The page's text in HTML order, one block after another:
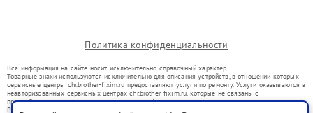
Политика конфиденциальности
Вся информация на сайте носит исключительно справочный характер.
Товарные знаки используются исключительно для описания устройств, в отношении которых
сервисные центры chr.brother-fixim.ru предоставляют услуги по ремонту. Услуги оказываются в
неавторизованных сервисных центрах chr.brother-fixim.ru, которые не связаны с
правообладателями товарных знаков или их официальными представителями.
Ремонт осуществляется для устройств, уже введенных в гражданский оборот в соответствии